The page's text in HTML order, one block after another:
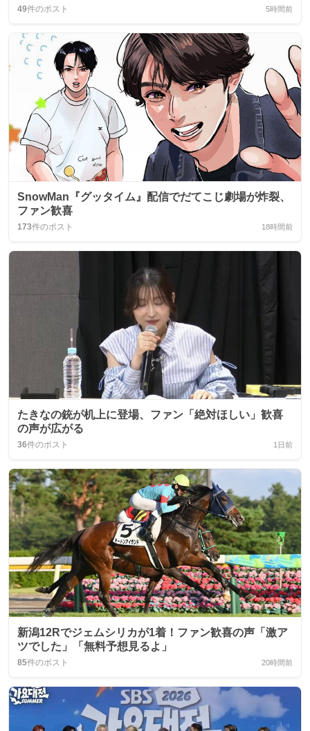
49件のポスト 5時間前
SnowMan『グッタイム』配信でだてこじ劇場が炸裂、
ファン歓喜
173件のポスト 18時間前
たきなの銃が机上に登場、ファン「絶対ほしい」歓喜
の声が広がる
36件のポスト 1日前
新潟12Rでジェムシリカが1着！ファン歓喜の声「激ア
ツでした」「無料予想見るよ」
85件のポスト 20時間前